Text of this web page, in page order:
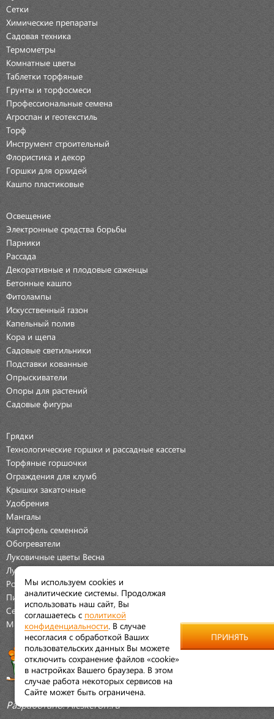
Сетки
Химические препараты
Садовая техника
Термометры
Комнатные цветы
Таблетки торфяные
Грунты и торфосмеси
Профессиональные семена
Агроспан и геотекстиль
Торф
Инструмент строительный
Флористика и декор
Горшки для орхидей
Кашпо пластиковые
Освещение
Электронные средства борьбы
Парники
Рассада
Декоративные и плодовые саженцы
Бетонные кашпо
Фитолампы
Искусственный газон
Капельный полив
Кора и щепа
Садовые светильники
Подставки кованные
Опрыскиватели
Опоры для растений
Садовые фигуры
Грядки
Технологические горшки и рассадные кассеты
Торфяные горшочки
Ограждения для клумб
Крышки закаточные
Удобрения
Мангалы
Картофель семенной
Обогреватели
Луковичные цветы Весна
Луковичные цветы Осень
Розы
Пионы
Семена Овощей
Мраморная крошка
Разработано:
Мы используем cookies и
аналитические системы. Продолжая
использовать наш сайт, Вы
соглашаетесь с политикой
конфиденциальности . В случае
несогласия с обработкой Ваших
пользовательских данных Вы можете
отключить сохранение файлов «cookie»
в настройках Вашего браузера. В этом
случае работа некоторых сервисов на
Сайте может быть ограничена.
ПРИНЯТЬ